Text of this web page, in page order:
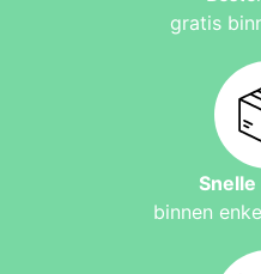
gratis
binnen